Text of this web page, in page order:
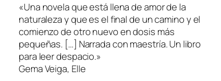
«Una novela que está llena de amor de la
naturaleza y que es el final de un camino y el
comienzo de otro nuevo en dosis más
pequeñas. […] Narrada con maestría. Un libro
para leer despacio.»
Gema Veiga, Elle